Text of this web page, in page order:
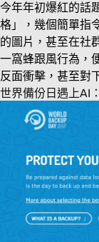
今年年初爆紅的話
格」，幾個簡單指
的圖片，甚至在社
一窩蜂跟風行為，
反面衝擊，甚至對
世界備份日遇上AI